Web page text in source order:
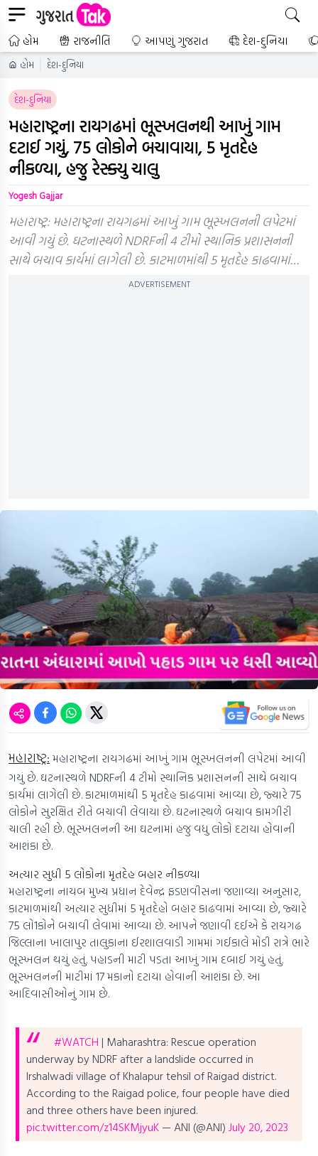
હોમ રાજનીતિ આપણું ગુજરાત દેશ-દુનિયા
હોમ દેશ-દુનિયા
દેશ-દુનિયા
મહારાષ્ટ્રના રાયગઢમાં ભૂસ્ખલનથી આખું ગામ
દટાઈ ગયું, 75 લોકોને બચાવાયા, 5 મૃતદેહ
નીકળ્યા, હજુ રેસ્ક્યુ ચાલુ
Yogesh Gajjar
મહારાષ્ટ્ર: મહારાષ્ટ્રના રાયગઢમાં આખું ગામ ભૂસ્ખલનની લપેટમાં
આવી ગયું છે. ઘટનાસ્થળે NDRFની 4 ટીમો સ્થાનિક પ્રશાસનની
સાથે બચાવ કાર્યમાં લાગેલી છે. કાટમાળમાંથી 5 મૃતદેહ કાઢવામાં…
ADVERTISEMENT
મહારાષ્ટ્ર: મહારાષ્ટ્રના રાયગઢમાં આખું ગામ ભૂસ્ખલનની લપેટમાં આવી
ગયું છે. ઘટનાસ્થળે NDRFની 4 ટીમો સ્થાનિક પ્રશાસનની સાથે બચાવ
કાર્યમાં લાગેલી છે. કાટમાળમાંથી 5 મૃતદેહ કાઢવામાં આવ્યા છે, જ્યારે 75
લોકોને સુરક્ષિત રીતે બચાવી લેવાયા છે. ઘટનાસ્થળે બચાવ કામગીરી
ચાલી રહી છે. ભૂસ્ખલનની આ ઘટનામાં હજુ વધુ લોકો દટાયા હોવાની
આશંકા છે.
અત્યાર સુધી 5 લોકોના મૃતદેહ બહાર નીકળ્યા
મહારાષ્ટ્રના નાયબ મુખ્ય પ્રધાન દેવેન્દ્ર ફડણવીસના જણાવ્યા અનુસાર,
કાટમાળમાંથી અત્યાર સુધીમાં 5 મૃતદેહો બહાર કાઢવામાં આવ્યા છે, જ્યારે
75 લો1કોને બચાવી લેવામાં આવ્યા છે. આપને જણાવી દઈએ કે રાયગઢ
જિલ્લાના ખાલાપુર તાલુકાના ઈરશાલવાડી ગામમાં ગઈકાલે મોડી રાત્રે ભારે
ભૂસ્ખલન થયું હતું. પહાડની માટી પડતા આખું ગામ દબાઈ ગયું હતું.
ભૂસ્ખલનની માટીમાં 17 મકાનો દટાયા હોવાની આશંકા છે. આ
આદિવાસીઓનું ગામ છે.
#WATCH | Maharashtra: Rescue operation
underway by NDRF after a landslide occurred in
Irshalwadi village of Khalapur tehsil of Raigad district.
According to the Raigad police, four people have died
and three others have been injured.
pic.twitter.com/z14SKMjyuK — ANI (@ANI) July 20, 2023